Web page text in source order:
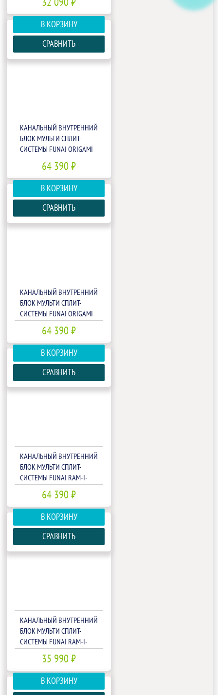
В КОРЗИНУ
СРАВНИТЬ
КАНАЛЬНЫЙ ВНУТРЕННИЙ
БЛОК МУЛЬТИ СПЛИТ-
СИСТЕМЫ FUNAI ORIGAMI
KODO RAM-I-OK35HP.D01
64 390 ₽
В КОРЗИНУ
СРАВНИТЬ
КАНАЛЬНЫЙ ВНУТРЕННИЙ
БЛОК МУЛЬТИ СПЛИТ-
СИСТЕМЫ FUNAI ORIGAMI
64 390 ₽
В КОРЗИНУ
СРАВНИТЬ
КАНАЛЬНЫЙ ВНУТРЕННИЙ
БЛОК МУЛЬТИ СПЛИТ-
СИСТЕМЫ FUNAI RAM-I-
OK35HP.D02/S
64 390 ₽
В КОРЗИНУ
СРАВНИТЬ
КАНАЛЬНЫЙ ВНУТРЕННИЙ
БЛОК МУЛЬТИ СПЛИТ-
СИСТЕМЫ FUNAI RAM-I-
OK55HP.D02/S
35 990 ₽
В КОРЗИНУ